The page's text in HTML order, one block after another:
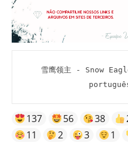
雪鹰领主 - Snow
137 56 38
11
2 3 1